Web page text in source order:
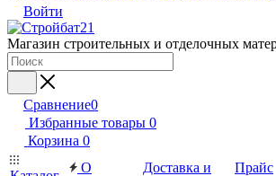
Войти
Магазин строительных и отделочных
Сравнение0
Избранные товары 0
Корзина 0
О
Доставка и
Прайс